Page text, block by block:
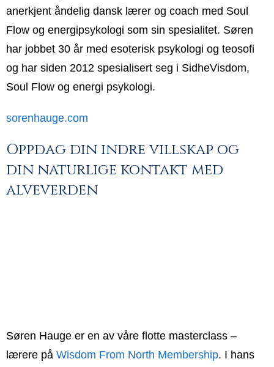
anerkjent åndelig dansk lærer og coach med Soul
Flow og energipsykologi som sin spesialitet. Søren
har jobbet 30 år med esoterisk psykologi og teosofi
og har siden 2012 spesialisert seg i SidheVisdom,
Soul Flow og energi psykologi.
sorenhauge.com
Oppdag din indre villskap og
din naturlige kontakt med
alveverden
Søren Hauge er en av våre flotte masterclass –
lærere på Wisdom From North Membership. I hans